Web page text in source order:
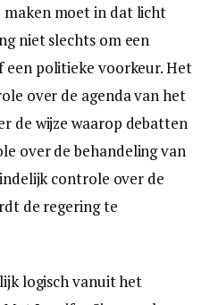
maken moet in dat licht
niet slechts om een
een politieke voorkeur. Het
over de agenda van het
de wijze waarop debatten
over de behandeling van
controle over de
de regering te
logisch vanuit het